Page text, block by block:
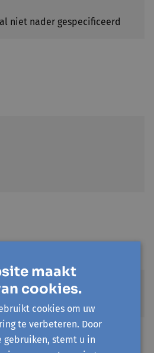
niet nader gespecificeerd
maakt
cookies.
cookies om uw
te verbeteren. Door
gebruiken, stemt u in